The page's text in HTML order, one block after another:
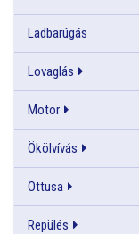
Ladbarúgás
Lovaglás
Motor
Ökölvívás
Öttusa
Repülés